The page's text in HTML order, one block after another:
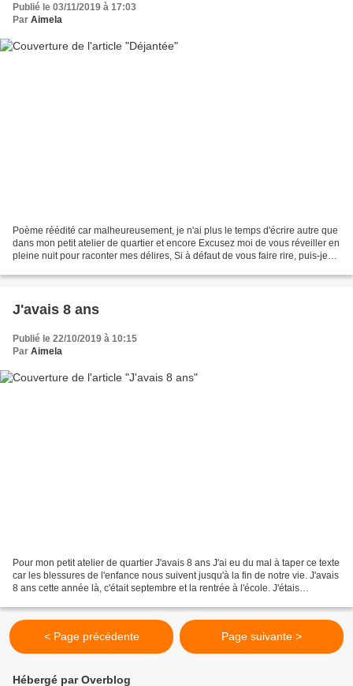
Publié le 03/11/2019 à 17:03
Par Aimela
Poème réédité car malheureusement, je n'ai plus le temps d'écrire autre que
dans mon petit atelier de quartier et encore Excusez moi de vous réveiller en
pleine nuit pour raconter mes délires, Si à défaut de vous faire rire, puis-je
J'avais 8 ans
Publié le 22/10/2019 à 10:15
Par Aimela
Pour mon petit atelier de quartier J'avais 8 ans J'ai eu du mal à taper ce texte
car les blessures de l'enfance nous suivent jusqu'à la fin de notre vie. J'avais
8 ans cette année là, c'était septembre et la rentrée à l'école. J'étais
< Page précédente Page suivante >
Hébergé par Overblog